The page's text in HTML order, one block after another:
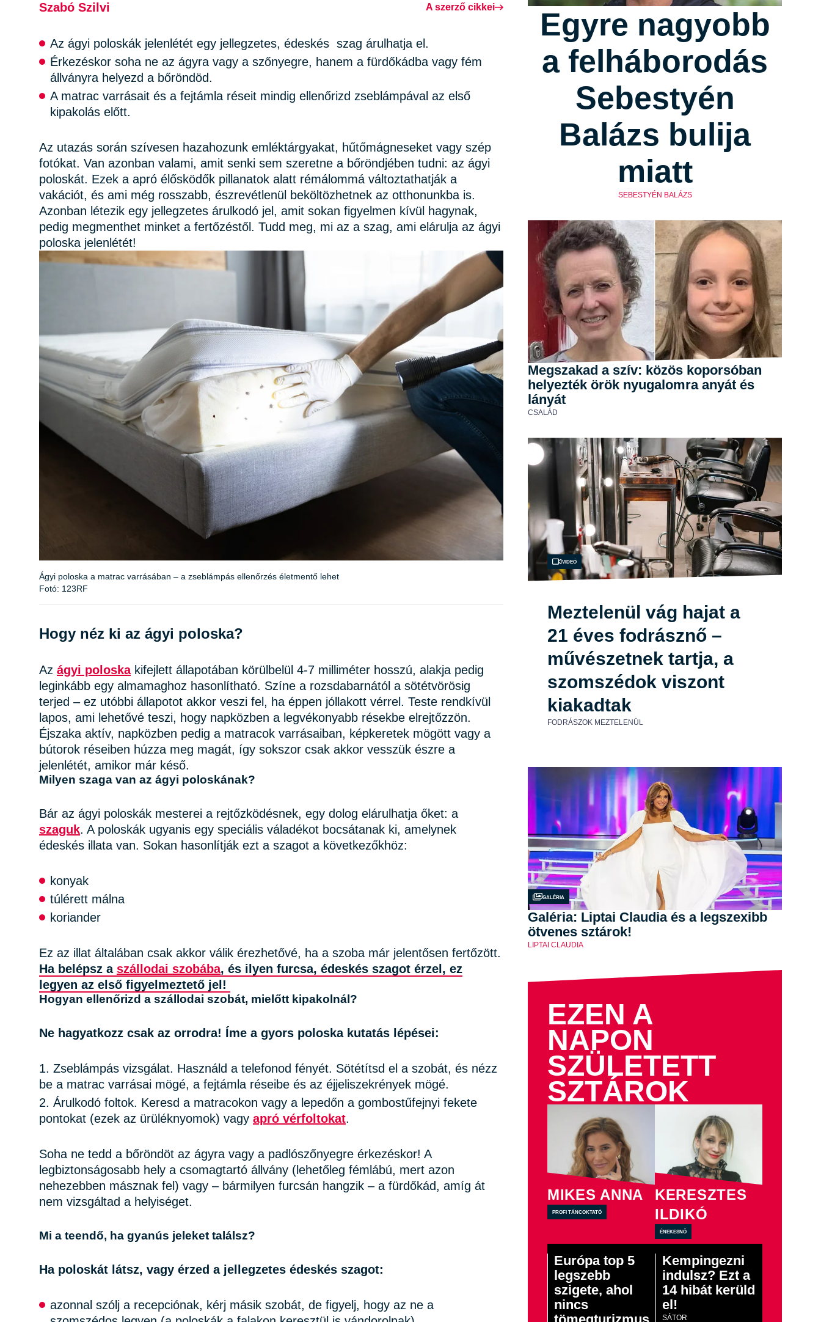
Szabó Szilvi A szerző cikkei
Az ágyi poloskák jelenlétét egy jellegzetes, édeskés szag árulhatja el.
Érkezéskor soha ne az ágyra vagy a szőnyegre, hanem a fürdőkádba vagy fém
állványra helyezd a bőröndöd.
A matrac varrásait és a fejtámla réseit mindig ellenőrizd zseblámpával az első
kipakolás előtt.
Az utazás során szívesen hazahozunk emléktárgyakat, hűtőmágneseket vagy szép
fotókat. Van azonban valami, amit senki sem szeretne a bőröndjében tudni: az ágyi
poloskát. Ezek a apró élősködők pillanatok alatt rémálommá változtathatják a
vakációt, és ami még rosszabb, észrevétlenül beköltözhetnek az otthonunkba is.
Azonban létezik egy jellegzetes árulkodó jel, amit sokan figyelmen kívül hagynak,
pedig megmenthet minket a fertőzéstől. Tudd meg, mi az a szag, ami elárulja az ágyi
poloska jelenlétét!
Ágyi poloska a matrac varrásában – a zseblámpás ellenőrzés életmentő lehet
Fotó: 123RF
Hogy néz ki az ágyi poloska?
Az ágyi poloskakifejlett állapotában körülbelül 4-7 milliméter hosszú, alakja pedig
leginkább egy almamaghoz hasonlítható. Színe a rozsdabarnától a sötétvörösig
terjed – ez utóbbi állapotot akkor veszi fel, ha éppen jóllakott vérrel. Teste rendkívül
lapos, ami lehetővé teszi, hogy napközben a legvékonyabb résekbe elrejtőzzön.
Éjszaka aktív, napközben pedig a matracok varrásaiban, képkeretek mögött vagy a
bútorok réseiben húzza meg magát, így sokszor csak akkor vesszük észre a
jelenlétét, amikor már késő.
Milyen szaga van az ágyi poloskának?
Bár az ágyi poloskák mesterei a rejtőzködésnek, egy dolog elárulhatja őket: a
szaguk. A poloskák ugyanis egy speciális váladékot bocsátanak ki, amelynek
édeskés illata van. Sokan hasonlítják ezt a szagot a következőkhöz:
konyak
túlérett málna
koriander
Ez az illat általában csak akkor válik érezhetővé, ha a szoba már jelentősen fertőzött.
Ha belépsz a szállodai szobába, és ilyen furcsa, édeskés szagot érzel, ez
legyen az első figyelmeztető jel!
Hogyan ellenőrizd a szállodai szobát, mielőtt kipakolnál?
Ne hagyatkozz csak az orrodra! Íme a gyors poloska kutatás lépései:
Zseblámpás vizsgálat. Használd a telefonod fényét. Sötétítsd el a szobát, és nézz
be a matrac varrásai mögé, a fejtámla réseibe és az éjjeliszekrények mögé.
Árulkodó foltok. Keresd a matracokon vagy a lepedőn a gombostűfejnyi fekete
pontokat (ezek az ürüléknyomok) vagy apró vérfoltokat.
Soha ne tedd a bőröndöt az ágyra vagy a padlószőnyegre érkezéskor! A
legbiztonságosabb hely a csomagtartó állvány (lehetőleg fémlábú, mert azon
nehezebben másznak fel) vagy – bármilyen furcsán hangzik – a fürdőkád, amíg át
nem vizsgáltad a helyiséget.
Mi a teendő, ha gyanús jeleket találsz?
Ha poloskát látsz, vagy érzed a jellegzetes édeskés szagot:
azonnal szólj a recepciónak, kérj másik szobát, de figyelj, hogy az ne a
Egyre nagyobb
a felháborodás
Sebestyén
Balázs bulija
miatt
SEBESTYÉN BALÁZS
Megszakad a szív: közös koporsóban
helyezték örök nyugalomra anyát és
lányát
CSALÁD
Videó
Meztelenül vág hajat a
21 éves fodrásznő –
művészetnek tartja, a
szomszédok viszont
kiakadtak
FODRÁSZOK MEZTELENÜL
Galéria
Galéria: Liptai Claudia és a legszexibb
ötvenes sztárok!
LIPTAI CLAUDIA
EZEN A
NAPON
SZÜLETETT
SZTÁROK
MIKES ANNA
profi táncoktató
KERESZTES
ILDIKÓ
énekesnő
Európa top 5
legszebb
szigete, ahol
nincs
Kempingezni
indulsz? Ezt a
14 hibát kerüld
el!
SÁTOR